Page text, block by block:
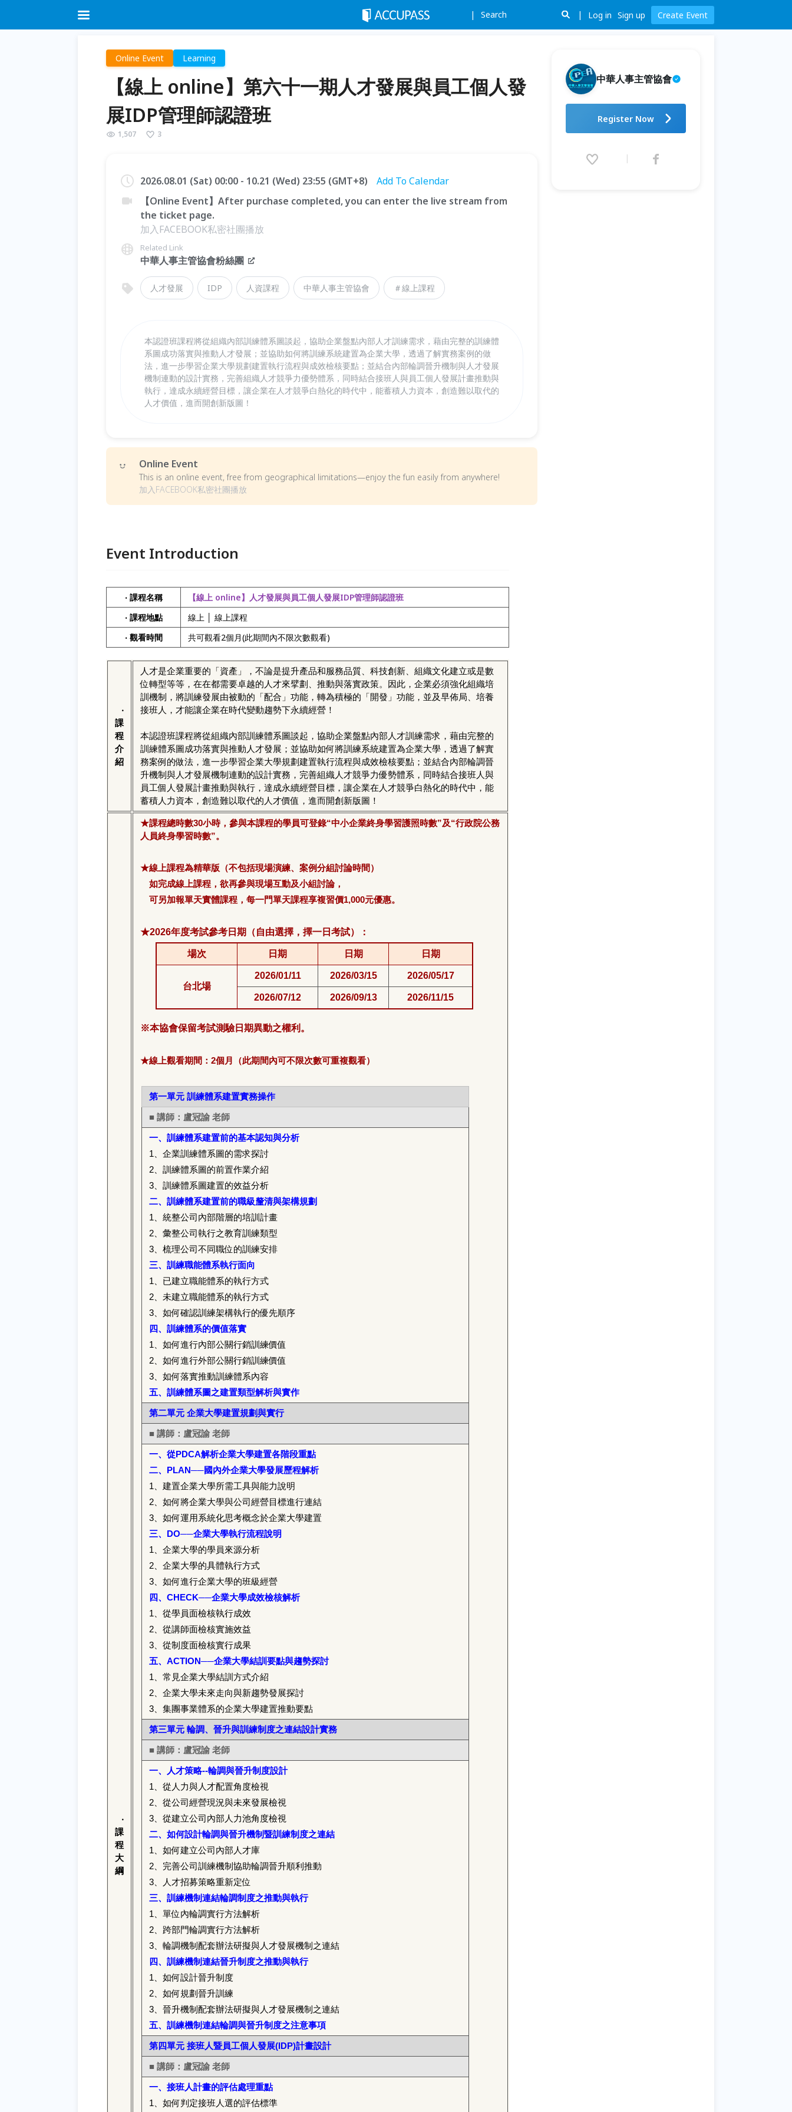
Search Log in Sign up Create Event
Online Event Learning
【線上 online】第六十一期人才發展與員工個人發
展IDP管理師認證班
1,507 3
2026.08.01 (Sat) 00:00 - 10.21 (Wed) 23:55 (GMT+8)
Add To Calendar
【Online Event】After purchase completed, you can enter the live stream from
the ticket page.
加入FACEBOOK私密社團播放
Related Link
中華人事主管協會粉絲團
人才發展 IDP 人資課程 中華人事主管協會 ＃線上課程
本認證班課程將從組織內部訓練體系圖談起，協助企業盤點內部人才訓練需求，藉由完整的訓練體
系圖成功落實與推動人才發展；並協助如何將訓練系統建置為企業大學，透過了解實務案例的做
法，進一步學習企業大學規劃建置執行流程與成效檢核要點；並結合內部輪調晉升機制與人才發展
機制連動的設計實務，完善組織人才競爭力優勢體系，同時結合接班人與員工個人發展計畫推動與
執行，達成永續經營目標，讓企業在人才競爭白熱化的時代中，能蓄積人力資本，創造難以取代的
人才價值，進而開創新版圖！
Online Event
This is an online event, free from geographical limitations—enjoy the fun easily from anywhere!
加入FACEBOOK私密社團播放
Event Introduction
‧ 課程名稱
【線上 online】人才發展與員工個人發展IDP管理師認證班
‧ 課程地點
線上 │ 線上課程
‧ 觀看時間
共可觀看2個月(此期間內不限次數觀看)
‧
課
程
介
紹
人才是企業重要的「資產」，不論是提升產品和服務品質、科技創新、組織文化建立或是數
位轉型等等，在在都需要卓越的人才來擘劃、推動與落實政策。因此，企業必須強化組織培
訓機制，將訓練發展由被動的「配合」功能，轉為積極的「開發」功能，並及早佈局、培養
接班人，才能讓企業在時代變動趨勢下永續經營！
本認證班課程將從組織內部訓練體系圖談起，協助企業盤點內部人才訓練需求，藉由完整的
訓練體系圖成功落實與推動人才發展；並協助如何將訓練系統建置為企業大學，透過了解實
務案例的做法，進一步學習企業大學規劃建置執行流程與成效檢核要點；並結合內部輪調晉
升機制與人才發展機制連動的設計實務，完善組織人才競爭力優勢體系，同時結合接班人與
員工個人發展計畫推動與執行，達成永續經營目標，讓企業在人才競爭白熱化的時代中，能
蓄積人力資本，創造難以取代的人才價值，進而開創新版圖！
‧
課
程
大
綱
★課程總時數30小時，參與本課程的學員可登錄“中小企業終身學習護照時數”及“行政院公務
人員終身學習時數”。
★線上課程為精華版（不包括現場演練、案例分組討論時間）
如完成線上課程，欲再參與現場互動及小組討論，
可另加報單天實體課程，每一門單天課程享複習價1,000元優惠。
★2026年度考試參考日期（自由選擇，擇一日考試）：
場次 日期 日期 日期
台北場
2026/01/11 2026/03/15 2026/05/17
2026/07/12 2026/09/13 2026/11/15
※本協會保留考試測驗日期異動之權利。
★線上觀看期間：2個月（此期間內可不限次數可重複觀看）
第一單元 訓練體系建置實務操作
■ 講師：盧冠諭 老師
一、訓練體系建置前的基本認知與分析
1 、企業訓練體系圖的需求探討
2 、訓練體系圖的前置作業介紹
3 、訓練體系圖建置的效益分析
二、訓練體系建置前的職級釐清與架構規劃
1 、統整公司內部階層的培訓計畫
2 、彙整公司執行之教育訓練類型
3 、梳理公司不同職位的訓練安排
三、訓練職能體系執行面向
1 、已建立職能體系的執行方式
2 、未建立職能體系的執行方式
3 、如何確認訓練架構執行的優先順序
四、訓練體系的價值落實
1 、如何進行內部公關行銷訓練價值
2 、如何進行外部公關行銷訓練價值
3 、如何落實推動訓練體系內容
五、訓練體系圖之建置類型解析與實作
第二單元 企業大學建置規劃與實行
■ 講師：盧冠諭 老師
一、從PDCA解析企業大學建置各階段重點
二、PLAN──國內外企業大學發展歷程解析
1 、建置企業大學所需工具與能力說明
2 、如何將企業大學與公司經營目標進行連結
3 、如何運用系統化思考概念於企業大學建置
三、DO──企業大學執行流程說明
1 、企業大學的學員來源分析
2 、企業大學的具體執行方式
3 、如何進行企業大學的班級經營
四、CHECK──企業大學成效檢核解析
1 、從學員面檢核執行成效
2 、從講師面檢核實施效益
3 、從制度面檢核實行成果
五、ACTION──企業大學結訓要點與趨勢探討
1 、常見企業大學結訓方式介紹
2 、企業大學未來走向與新趨勢發展探討
3 、集團事業體系的企業大學建置推動要點
第三單元 輪調、晉升與訓練制度之連結設計實務
■ 講師：盧冠諭 老師
一、人才策略--輪調與晉升制度設計
1 、從人力與人才配置角度檢視
2 、從公司經營現況與未來發展檢視
3 、從建立公司內部人力池角度檢視
二、如何設計輪調與晉升機制暨訓練制度之連結
1 、如何建立公司內部人才庫
2 、完善公司訓練機制協助輪調晉升順利推動
3 、人才招募策略重新定位
三、訓練機制連結輪調制度之推動與執行
1 、單位內輪調實行方法解析
2 、跨部門輪調實行方法解析
3 、輪調機制配套辦法研擬與人才發展機制之連結
四、訓練機制連結晉升制度之推動與執行
1 、如何設計晉升制度
2 、如何規劃晉升訓練
3 、晉升機制配套辦法研擬與人才發展機制之連結
五、訓練機制連結輪調與晉升制度之注意事項
第四單元 接班人暨員工個人發展(IDP)計畫設計
■ 講師：盧冠諭 老師
一、接班人計畫的評估處理重點
1 、如何判定接班人選的評估標準
中華人事主管協會
發展與員工個人發展IDP管理師
認證班
(Wed) 23:55 (GMT+8)
Register Now